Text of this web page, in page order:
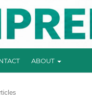
ABOUT